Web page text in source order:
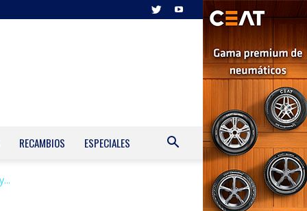
RECAMBIOS ESPECIALES